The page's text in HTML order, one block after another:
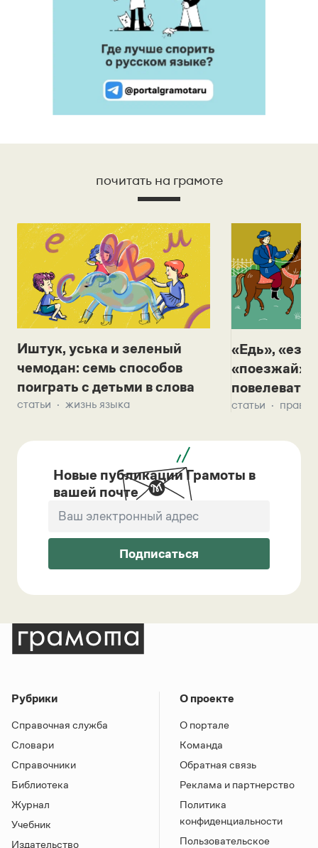
почитать на грамоте
Иштук, уська и зеленый
чемодан: семь способов
поиграть с детьми в слова
статьи жизнь языка
«Едь»,
«поезжай»?
повелевать
статьи
Новые публикации Грамоты в
вашей почте
Подписаться
Рубрики
Справочная служба
Словари
Справочники
Библиотека
Журнал
Учебник
Издательство
О проекте
О портале
Команда
Обратная связь
Реклама и партнерство
Политика
конфиденциальности
Пользовательское